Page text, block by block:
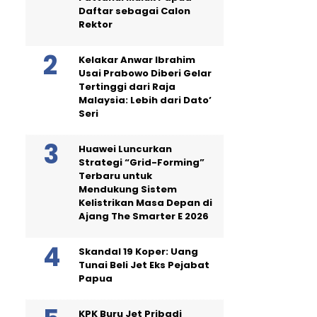
Daftar sebagai Calon
Rektor
Kelakar Anwar Ibrahim
Usai Prabowo Diberi Gelar
Tertinggi dari Raja
Malaysia: Lebih dari Dato’
Seri
Huawei Luncurkan
Strategi “Grid-Forming”
Terbaru untuk
Mendukung Sistem
Kelistrikan Masa Depan di
Ajang The Smarter E 2026
Skandal 19 Koper: Uang
Tunai Beli Jet Eks Pejabat
Papua
KPK Buru Jet Pribadi